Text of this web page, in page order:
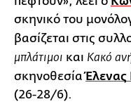
σκηνικό του
βασίζεται στις
μπλάτιμοι και Κακό
σκηνοθεσία
(26-28/6).